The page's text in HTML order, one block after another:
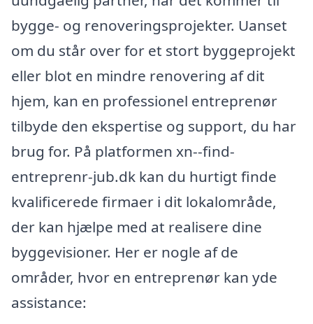
bygge- og renoveringsprojekter. Uanset
om du står over for et stort byggeprojekt
eller blot en mindre renovering af dit
hjem, kan en professionel entreprenør
tilbyde den ekspertise og support, du har
brug for. På platformen xn--find-
entreprenr-jub.dk kan du hurtigt finde
kvalificerede firmaer i dit lokalområde,
der kan hjælpe med at realisere dine
byggevisioner. Her er nogle af de
områder, hvor en entreprenør kan yde
assistance: